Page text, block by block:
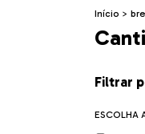
Início >
Filtrar
ESCOLHA